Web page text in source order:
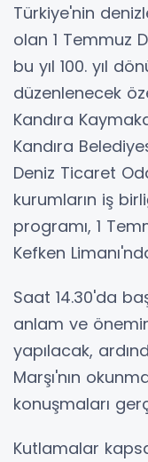
Türkiye'nin
olan 1 Temmuz
bu yıl 100. yıl
düzenlenecek
Kandıra
Kandıra
Deniz Ticaret
kurumların iş
programı, 1
Kefken
Saat 14.30'da
anlam ve
yapılacak,
Marşı'nın
konuşmaları
Kutlamalar